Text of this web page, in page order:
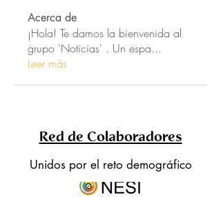
Acerca de
¡Hola! Te damos la bienvenida al
grupo 'Noticias' . Un espa...
Leer más
Red de Colaboradores
Unidos por el reto demográfico